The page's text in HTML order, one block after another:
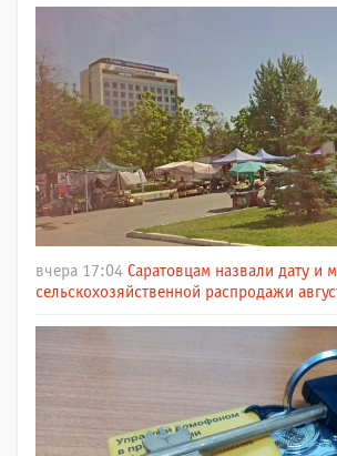
вчера 17:04 Саратовцам назвали дату и
сельскохозяйственной распродажи